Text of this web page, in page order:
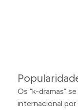
Os “k-dramas”
internacional por